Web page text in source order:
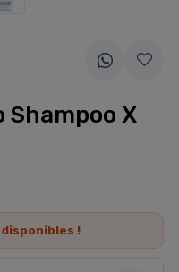
Shampoo X
!